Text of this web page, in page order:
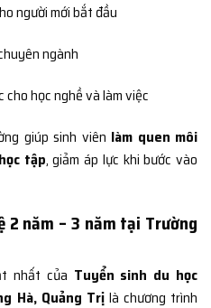
người mới bắt đầu
ngành
học nghề và làm việc
giúp sinh viên làm quen môi
tập, giảm áp lực khi bước vào
2 năm – 3 năm tại Trường
nhất của Tuyển sinh du học
Hà, Quảng Trịlà chương trình